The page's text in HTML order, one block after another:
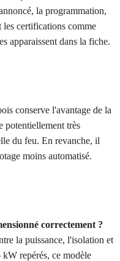
la programmation,
les certifications comme
apparaissent dans la fiche.
conserve l'avantage de la
potentiellement très
du feu. En revanche, il
moins automatisé.
correctement ?
la puissance, l'isolation et
repérés, ce modèle